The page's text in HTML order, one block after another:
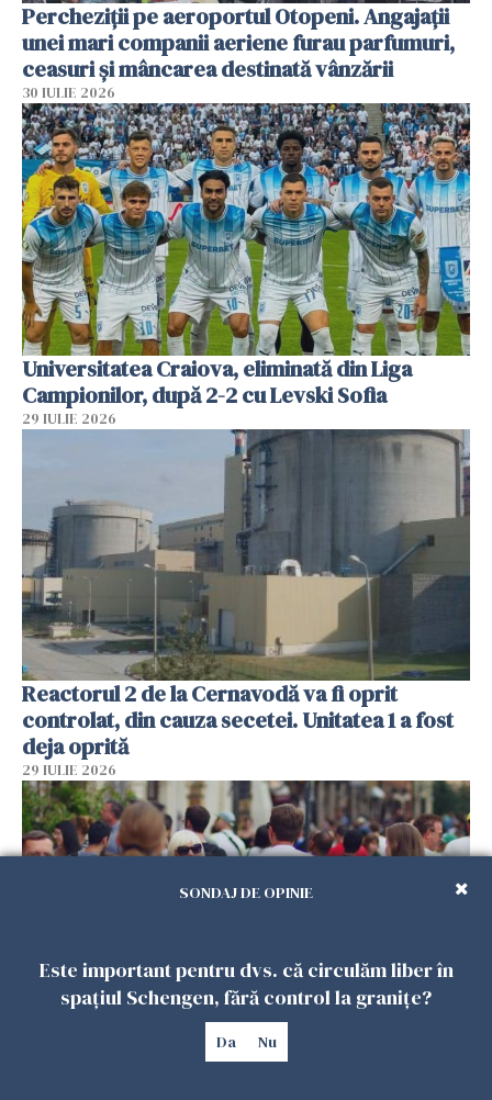
Percheziții pe aeroportul Otopeni. Angajații
unei mari companii aeriene furau parfumuri,
ceasuri și mâncarea destinată vânzării
30 IULIE 2026
Universitatea Craiova, eliminată din Liga
Campionilor, după 2-2 cu Levski Sofia
29 IULIE 2026
Reactorul 2 de la Cernavodă va fi oprit
controlat, din cauza secetei. Unitatea 1 a fost
deja oprită
29 IULIE 2026
Românii din străinătate trimit în continuare
bani acasă, dar 7 din 10 exclud revenirea în
SONDAJ DE OPINIE
Este important pentru dvs. că circulăm liber în
spațiul Schengen, fără control la granițe?
Da Nu